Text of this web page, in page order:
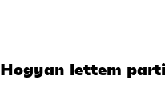
Hogyan lettem